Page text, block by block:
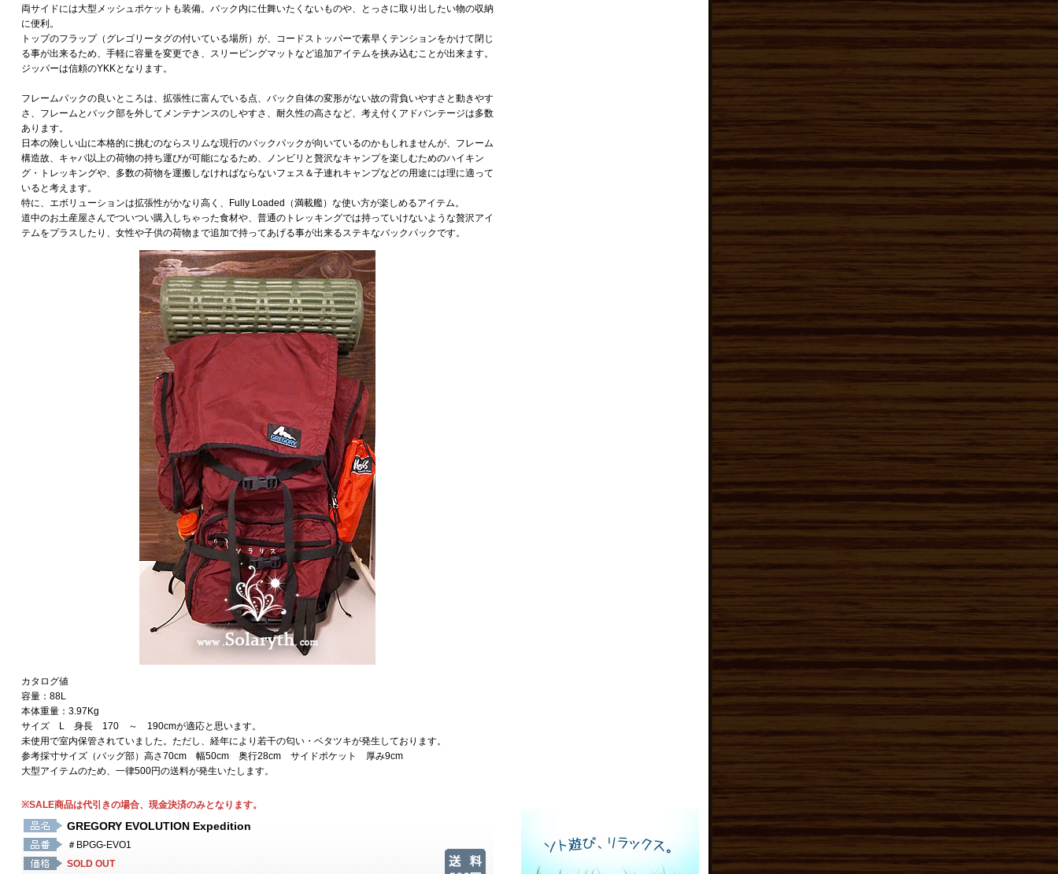
両サイドには大型メッシュポケットも装備。バック内に仕舞いたくないものや、とっさに取り出したい物の収納
に便利。
トップのフラップ（グレゴリータグの付いている場所）が、コードストッパーで素早くテンションをかけて閉じ
る事が出来るため、手軽に容量を変更でき、スリーピングマットなど追加アイテムを挟み込むことが出来ます。
ジッパーは信頼のYKKとなります。
フレームパックの良いところは、拡張性に富んでいる点、バック自体の変形がない故の背負いやすさと動きやす
さ、フレームとバック部を外してメンテナンスのしやすさ、耐久性の高さなど、考え付くアドバンテージは多数
あります。
日本の険しい山に本格的に挑むのならスリムな現行のバックパックが向いているのかもしれませんが、フレーム
構造故、キャパ以上の荷物の持ち運びが可能になるため、ノンビリと贅沢なキャンプを楽しむためのハイキン
グ・トレッキングや、多数の荷物を運搬しなければならないフェス＆子連れキャンプなどの用途には理に適って
いると考えます。
特に、エボリューションは拡張性がかなり高く、Fully Loaded（満載艦）な使い方が楽しめるアイテム。
道中のお土産屋さんでついつい購入しちゃった食材や、普通のトレッキングでは持っていけないような贅沢アイ
テムをプラスしたり、女性や子供の荷物まで追加で持ってあげる事が出来るステキなバックパックです。
カタログ値
容量：88L
本体重量：3.97Kg
サイズ L 身長 170 ～ 190cmが適応と思います。
未使用で室内保管されていました。ただし、経年により若干の匂い・ベタツキが発生しております。
参考採寸サイズ（バッグ部）高さ70cm 幅50cm 奥行28cm サイドポケット 厚み9cm
大型アイテムのため、一律500円の送料が発生いたします。
※SALE商品は代引きの場合、現金決済のみとなります。
GREGORY EVOLUTION Expedition
＃BPGG-EVO1
SOLD OUT